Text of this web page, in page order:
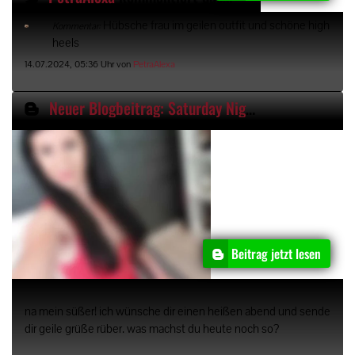
heels
14.07.2024, 05:36 Uhr von PetraAlexa
Neuer Blogbeitrag: Saturday Night
Beitrag jetzt lesen
na mein süßer! ich wünsche dir einen heißen abend und sende
dir geile grüße rüber. was machst du heute noch so?